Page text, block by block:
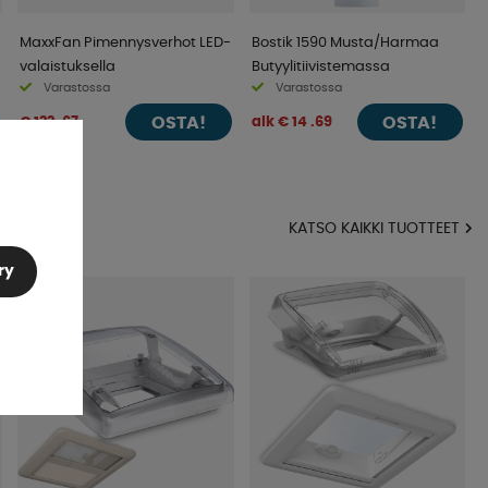
MaxxFan Pimennysverhot LED-
valaistuksella
Varastossa
€ 122 .67 OSTA!
Bostik 1590 Musta/Harmaa
Butyylitiivistemassa
Varastossa
alk € 14 .69 OSTA!
KATSO KAIKKI TUOTTEET